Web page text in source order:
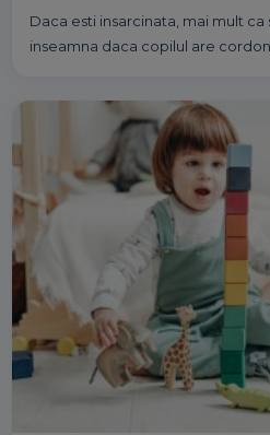
Daca esti insarcinata, mai mult
inseamna daca copilul are